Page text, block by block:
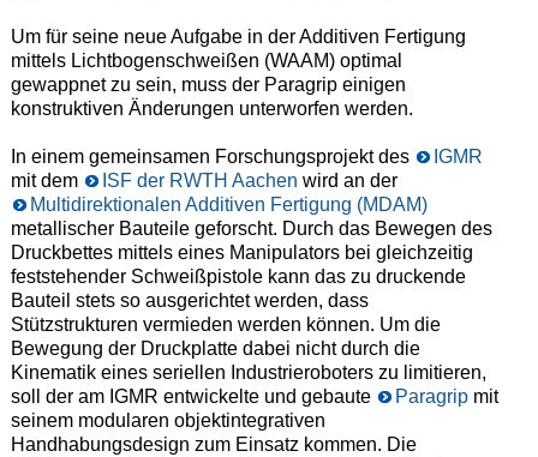
Um für seine neue Aufgabe in der Additiven Fertigung
mittels Lichtbogenschweißen (WAAM) optimal
gewappnet zu sein, muss der Paragrip einigen
konstruktiven Änderungen unterworfen werden.
In einem gemeinsamen Forschungsprojekt des
IGMR
mit dem
ISF der RWTH Aachen wird an der
Multidirektionalen Additiven Fertigung (MDAM)
metallischer Bauteile geforscht. Durch das Bewegen des
Druckbettes mittels eines Manipulators bei gleichzeitig
feststehender Schweißpistole kann das zu druckende
Bauteil stets so ausgerichtet werden, dass
Stützstrukturen vermieden werden können. Um die
Bewegung der Druckplatte dabei nicht durch die
Kinematik eines seriellen Industrieroboters zu limitieren,
soll der am IGMR entwickelte und gebaute
Paragripmit
seinem modularen objektintegrativen
Handhabungsdesign zum Einsatz kommen. Die